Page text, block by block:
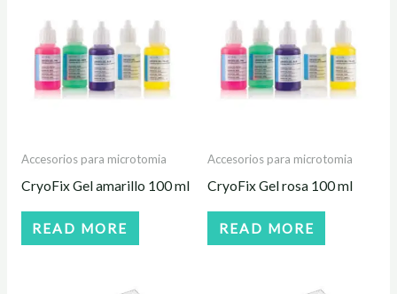
Accesorios para microtomia
CryoFix Gel amarillo 100 ml
READ MORE
Accesorios para microtomia
CryoFix Gel rosa 100 ml
READ MORE